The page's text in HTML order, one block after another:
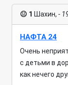
😐 1 Шахин, -
НАФТА 24
Очень
с детьми в
как нечего